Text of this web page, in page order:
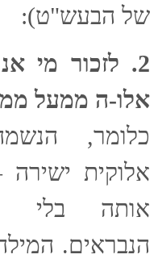
של הבעש"ט):
2. לזכור מי
אלו-ה ממעל
כלומר,
אלוקית
אותה בלי
הנבראים.